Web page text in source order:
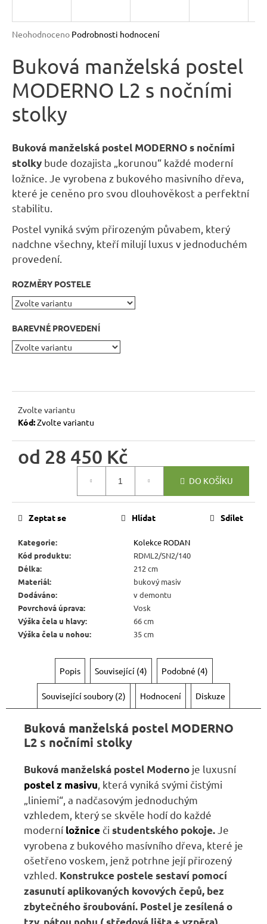
Průměrné
produktu
je
0,0
z
5
hvězdiček.
Neohodnoceno Podrobnosti hodnocení
Buková manželská postel
MODERNO L2 s nočními
stolky
Buková manželská postel MODERNO s nočními
stolky bude dozajista „korunou“ každé moderní
ložnice. Je vyrobena z bukového masivního dřeva,
které je ceněno pro svou dlouhověkost a perfektní
stabilitu.
Postel vyniká svým přirozeným půvabem, který
nadchne všechny, kteří milují luxus v jednoduchém
provedení.
ROZMĚRY POSTELE
BAREVNÉ PROVEDENÍ
Zvolte variantu
Kód:Zvolte variantu
od 28 450 Kč
DO KOŠÍKU
Kategorie:
Kolekce RODAN
Kód produktu:
RDML2/SN2/140
Délka:
212 cm
Materiál:
bukový masiv
Dodáváno:
v demontu
Povrchová úprava:
Vosk
Výška čela u hlavy:
66 cm
Výška čela u nohou: 35 cm
Zeptat se Hlídat Sdílet
Popis Související (4) Podobné (4)
Související soubory (2) Hodnocení Diskuze
Buková manželská postel MODERNO
L2 s nočními stolky
Buková manželská postel Moderno je luxusní
postel z masivu , která vyniká svými čistými
„liniemi“, a nadčasovým jednoduchým
vzhledem, který se skvěle hodí do každé
moderní ložniceči studentského pokoje. Je
vyrobena z bukového masívního dřeva, které je
ošetřeno voskem, jenž potrhne její přirozený
vzhled. Konstrukce postelesestaví pomocí
zasunutí aplikovaných kovových čepů, bez
zbytečného šroubování. Postel je zesílená o
a
í
t
?
HLEDAT
D
o
p
o
u
č
u
j
e
m
RUSTIKÁLNÍ
ŽIDLE
SWEET
HOME
2
890
Kč